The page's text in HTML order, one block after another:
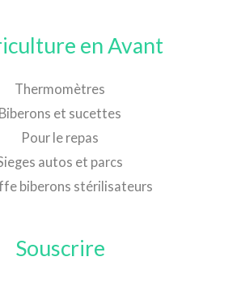
en Avant
Thermomètres
Biberons et sucettes
Pour le repas
autos et parcs
biberons stérilisateurs
Souscrire